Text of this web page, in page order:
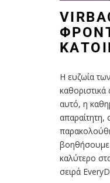
Η ευζωία
καθοριστικά
αυτό, η
απαραίτητη,
καλύτερο
σειρά